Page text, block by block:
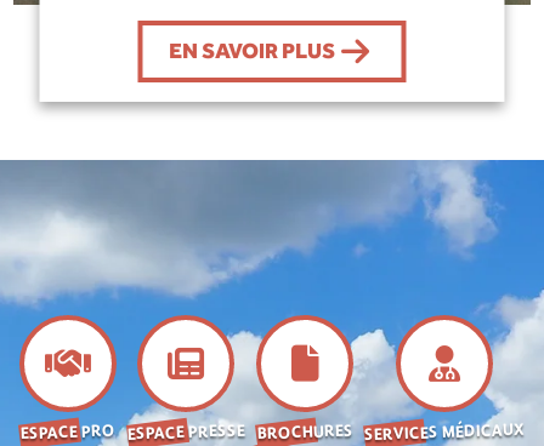
EN SAVOIR PLUS
ESPACE PRO ESPACE PRESSE BROCHURES SERVICES MÉDICAUX